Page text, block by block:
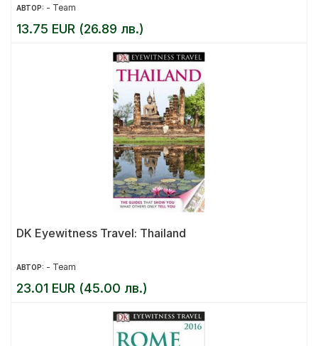
АВТОР: - Team
13.75 EUR (26.89 лв.)
DK Eyewitness Travel: Thailand
АВТОР: - Team
23.01 EUR (45.00 лв.)